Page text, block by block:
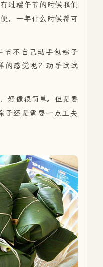
过端午节的时候我们
，一年什么时候都可
不自己动手包粽子
的感觉呢？动手试试
像很简单。但是要
子还是需要一点工夫